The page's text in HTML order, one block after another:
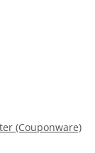
(Couponware)